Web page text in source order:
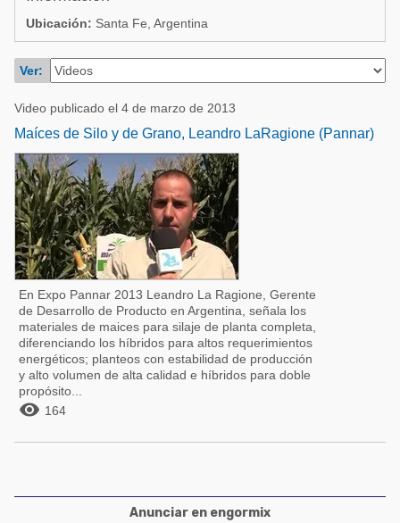
Micotoxinas
Avicultura
Porcicultura
Lechería
Balanceados - Piensos
Comunidades en portugués
Micotoxinas
Porcicultura
Ganadería
Lechería
Ubicación: Santa Fe, Argentina
Ver:
Video publicado el 4 de marzo de 2013
Maíces de Silo y de Grano, Leandro LaRagione (Pannar)
En Expo Pannar 2013 Leandro La Ragione, Gerente
de Desarrollo de Producto en Argentina, señala los
materiales de maices para silaje de planta completa,
diferenciando los híbridos para altos requerimientos
energéticos; planteos con estabilidad de producción
y alto volumen de alta calidad e híbridos para doble
propósito...
 164
Anunciar en engormix